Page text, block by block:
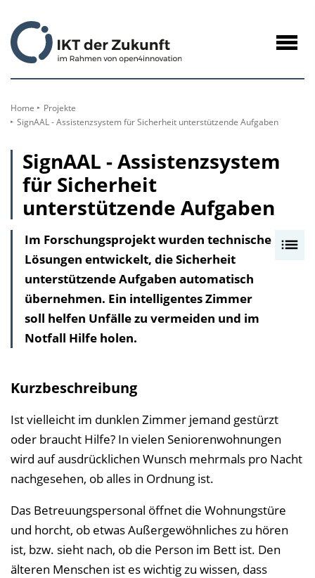
Inhalt
Home
Projekte
SignAAL - Assistenzsystem für Sicherheit unterstützende Aufgaben
SignAAL - Assistenzsystem
für Sicherheit
unterstützende Aufgaben
r
z
e
h
n
i
Im Forschungsprojekt wurden technische
Lösungen entwickelt, die Sicherheit
unterstützende Aufgaben automatisch
übernehmen. Ein intelligentes Zimmer
soll helfen Unfälle zu vermeiden und im
Notfall Hilfe holen.
Kurzbeschreibung
Ist vielleicht im dunklen Zimmer jemand gestürzt
oder braucht Hilfe? In vielen Seniorenwohnungen
wird auf ausdrücklichen Wunsch mehrmals pro Nacht
nachgesehen, ob alles in Ordnung ist.
Das Betreuungspersonal öffnet die Wohnungstüre
und horcht, ob etwas Außergewöhnliches zu hören
ist, bzw. sieht nach, ob die Person im Bett ist. Den
älteren Menschen ist es wichtig zu wissen, dass